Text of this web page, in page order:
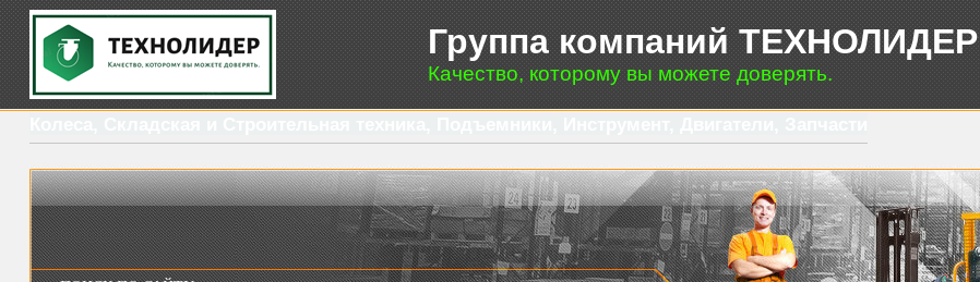
Группа компаний ТЕХНОЛИДЕР
Качество, которому вы можете доверять.